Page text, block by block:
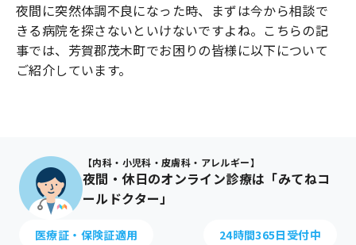
夜間に突然体調不良になった時、まずは今から相談で
きる病院を探さないといけないですよね。こちらの記
事では、 芳賀郡茂木町でお困りの皆様に以下について
ご紹介しています。
【内科・小児科・皮膚科・アレルギー】
夜間・休日のオンライン診療は「みてねコ
ールドクター」
医療証・保険証適用 24時間365日受付中